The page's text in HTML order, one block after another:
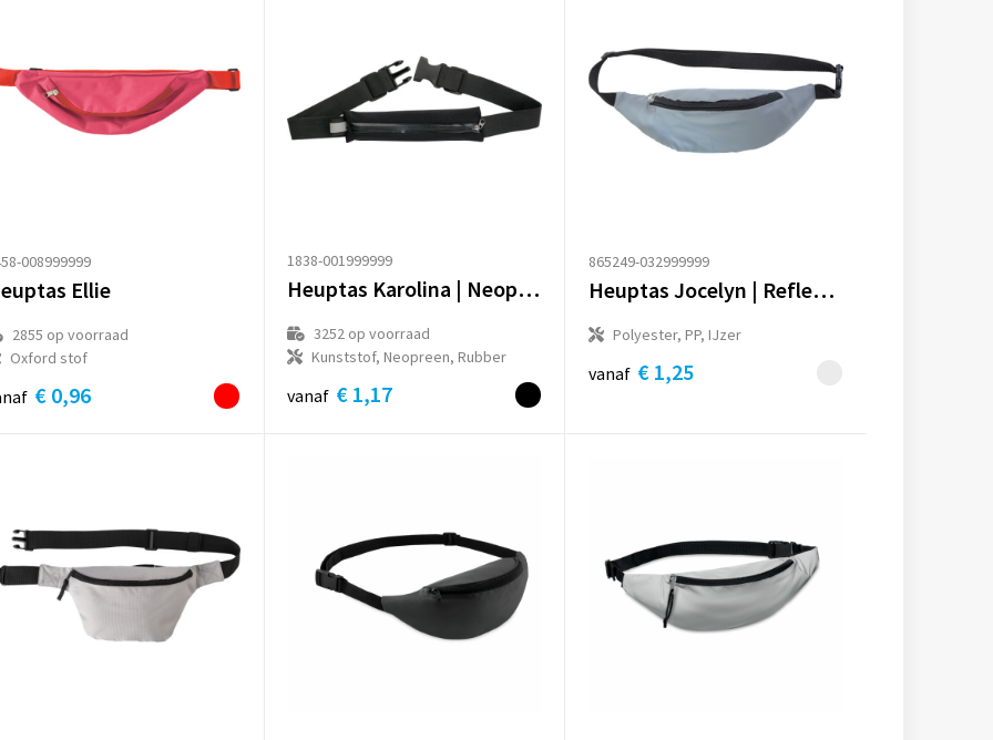
008999999
Ellie
2855 op voorraad
Oxford stof
€ 0,96
1838-001999999
Heuptas Karolina | Neopreen
3252op voorraad
Kunststof, Neopreen, Rubber
vanaf € 1,17
865249-032999999
Heuptas Jocelyn | Reflecterend
Polyester, PP, IJzer
vanaf € 1,25